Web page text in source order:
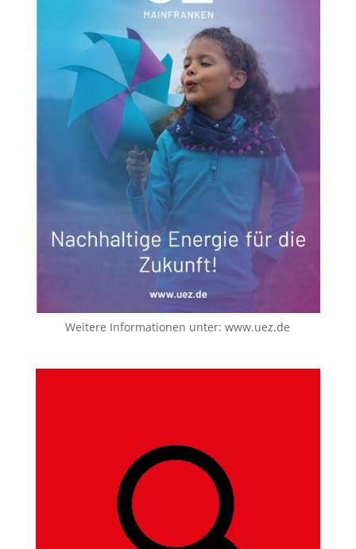
Weitere Informationen unter:www.uez.de